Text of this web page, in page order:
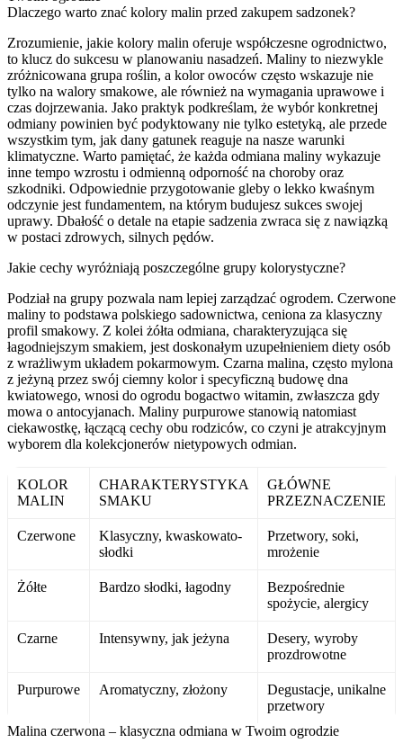
Dlaczego warto znać kolory malin przed zakupem sadzonek?
Zrozumienie, jakie kolory malin oferuje współczesne ogrodnictwo,
to klucz do sukcesu w planowaniu nasadzeń. Maliny to niezwykle
zróżnicowana grupa roślin, a kolor owoców często wskazuje nie
tylko na walory smakowe, ale również na wymagania uprawowe i
czas dojrzewania. Jako praktyk podkreślam, że wybór konkretnej
odmiany powinien być podyktowany nie tylko estetyką, ale przede
wszystkim tym, jak dany gatunek reaguje na nasze warunki
klimatyczne. Warto pamiętać, że każda odmiana maliny wykazuje
inne tempo wzrostu i odmienną odporność na choroby oraz
szkodniki. Odpowiednie przygotowanie gleby o lekko kwaśnym
odczynie jest fundamentem, na którym budujesz sukces swojej
uprawy. Dbałość o detale na etapie sadzenia zwraca się z nawiązką
w postaci zdrowych, silnych pędów.
Jakie cechy wyróżniają poszczególne grupy kolorystyczne?
Podział na grupy pozwala nam lepiej zarządzać ogrodem. Czerwone
maliny to podstawa polskiego sadownictwa, ceniona za klasyczny
profil smakowy. Z kolei żółta odmiana, charakteryzująca się
łagodniejszym smakiem, jest doskonałym uzupełnieniem diety osób
z wrażliwym układem pokarmowym. Czarna malina, często mylona
z jeżyną przez swój ciemny kolor i specyficzną budowę dna
kwiatowego, wnosi do ogrodu bogactwo witamin, zwłaszcza gdy
mowa o antocyjanach. Maliny purpurowe stanowią natomiast
ciekawostkę, łączącą cechy obu rodziców, co czyni je atrakcyjnym
wyborem dla kolekcjonerów nietypowych odmian.
KOLOR
MALIN
CHARAKTERYSTYKA
SMAKU
GŁÓWNE
PRZEZNACZENIE
Czerwone
Klasyczny, kwaskowato-
słodki
Przetwory, soki,
mrożenie
Żółte Bardzo słodki, łagodny
Bezpośrednie
spożycie, alergicy
Czarne Intensywny, jak jeżyna
Desery, wyroby
prozdrowotne
Purpurowe Aromatyczny, złożony
Degustacje, unikalne
przetwory
Malina czerwona – klasyczna odmiana w Twoim ogrodzie